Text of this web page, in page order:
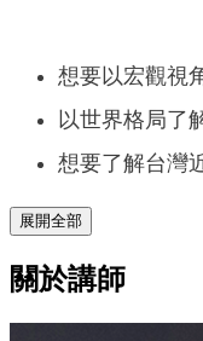
想要以宏觀視
以世界格局了
想要了解台灣
展開全部
關於講師